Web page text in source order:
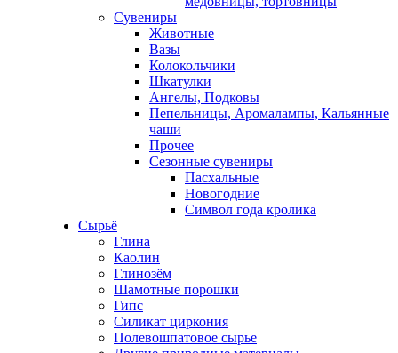
Сувениры
Животные
Вазы
Колокольчики
Шкатулки
Ангелы, Подковы
Пепельницы, Аромалампы, Кальянные
чаши
Прочее
Сезонные сувениры
Пасхальные
Новогодние
Символ года кролика
Сырьё
Глина
Каолин
Глинозём
Шамотные порошки
Гипс
Силикат циркония
Полевошпатовое сырье